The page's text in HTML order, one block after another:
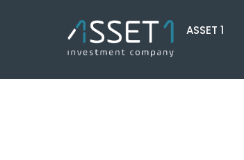
ASSET 1